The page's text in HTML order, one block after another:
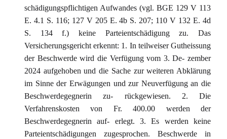
schädigungspflichtigen Aufwandes (vgl. BGE 129 V 113
E. 4.1 S. 116; 127 V 205 E. 4b S. 207; 110 V 132 E. 4d
S. 134 f.) keine Parteientschädigung zu. Das
Versicherungsgericht erkennt: 1. In teilweiser Gutheissung
der Beschwerde wird die Verfügung vom 3. De- zember
2024 aufgehoben und die Sache zur weiteren Abklärung
im Sinne der Erwägungen und zur Neuverfügung an die
Beschwerdegegnerin zu- rückgewiesen. 2. Die
Verfahrenskosten von Fr. 400.00 werden der
Beschwerdegegnerin auf- erlegt. 3. Es werden keine
Parteientschädigungen zugesprochen. Beschwerde in